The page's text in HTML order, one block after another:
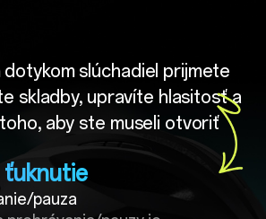
slúchadiel prijmete
skladby, upravíte hlasitosť a
aby ste museli otvoriť
pauza